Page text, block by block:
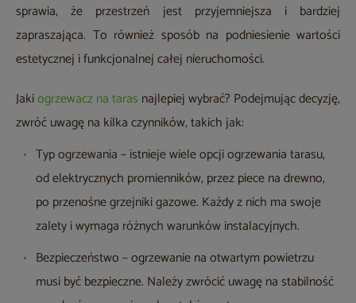
sprawia, że przestrzeń jest przyjemniejsza i bardziej
zapraszająca. To również sposób na podniesienie wartości
estetycznej i funkcjonalnej całej nieruchomości.
Jakiogrzewacz na taras najlepiej wybrać? Podejmując decyzję,
zwróć uwagę na kilka czynników, takich jak:
Typ ogrzewania – istnieje wiele opcji ogrzewania tarasu,
od elektrycznych promienników, przez piece na drewno,
po przenośne grzejniki gazowe. Każdy z nich ma swoje
zalety i wymaga różnych warunków instalacyjnych.
Bezpieczeństwo – ogrzewanie na otwartym powietrzu
musi być bezpieczne. Należy zwrócić uwagę na stabilność